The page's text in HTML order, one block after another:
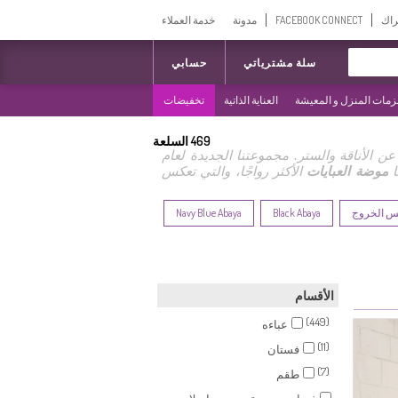
FACEBOOK CONNECT مدونة خدمة العملاء
حسابي سلة مشترياتي
المنزل و المعيشة العناية الذاتية تخفيضات
الأناقة والستر. مجموعتنا الجديدة لعام
موضة العبايات الأكثر رواجًا، والتي تعكس
الخروج Black Abaya
Navy Blue Abaya
469السلعة
الأقسام
عباءه
(449)
فستان
(11)
طقم
(7)